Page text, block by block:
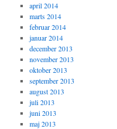
april 2014
marts 2014
februar 2014
januar 2014
december 2013
november 2013
oktober 2013
september 2013
august 2013
juli 2013
juni 2013
maj 2013